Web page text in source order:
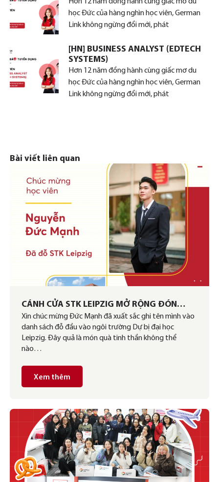
học Đức của hàng nghìn học viên, German
Link không ngừng đổi mới, phát
[HN] BUSINESS ANALYST (EDTECH
SYSTEMS)
Hơn 12 năm đồng hành cùng giấc mơ du
học Đức của hàng nghìn học viên, German
Link không ngừng đổi mới, phát
Bài viết liên quan
CÁNH CỬA STK LEIPZIG MỞ RỘNG ĐÓN
CHÀO HỌC VIÊN GERMAN LINK
Xin chúc mừng Đức Mạnh đã xuất sắc ghi tên mình vào
danh sách đỗ đầu vào ngôi trường Dự bị đại học
Leipzig. Đây quả là món quà tinh thần không thể
nào…
Xem thêm